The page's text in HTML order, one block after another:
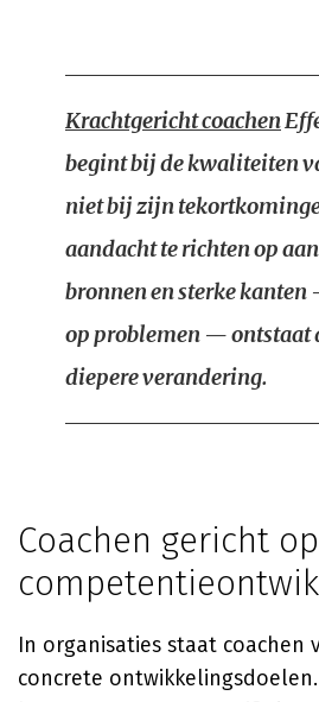
Krachtgericht coachen
begint bij de kwaliteiten
niet bij zijn
aandacht te richten op
bronnen en sterke
op problemen — ontstaat
diepere verandering.
Coachen gericht op
In organisaties staat coachen
concrete